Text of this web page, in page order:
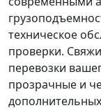
техническое
проверки.
перевозки
прозрачные и